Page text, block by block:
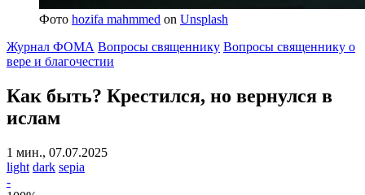
Фото hozifa mahmmed on Unsplash
Журнал ФОМА Вопросы священнику Вопросы священнику о
вере и благочестии
Как быть? Крестился, но вернулся в
ислам
1 мин., 07.07.2025
light dark sepia
-